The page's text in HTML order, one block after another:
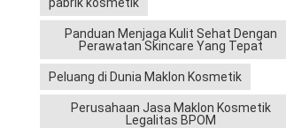
Panduan Menjaga Kulit Sehat Dengan
Perawatan Skincare Yang Tepat
Peluang di Dunia Maklon Kosmetik
Perusahaan Jasa Maklon Kosmetik
Legalitas BPOM